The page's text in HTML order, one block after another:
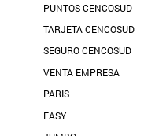
PUNTOS CENCOSUD
TARJETA CENCOSUD
SEGURO CENCOSUD
VENTA EMPRESA
PARIS
EASY